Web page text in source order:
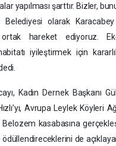
yapılması şarttır. Bizler,
Belediyesi olarak
ortak hareket ediyoruz.
iyileştirmek için
Kadın Dernek Başkanı
Avrupa Leylek Köyleri
Belozem kasabasına
de